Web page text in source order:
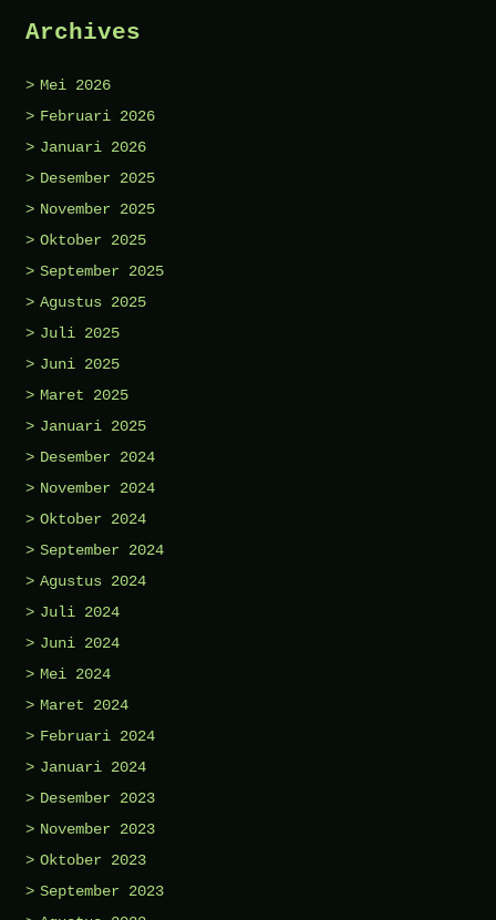
Archives
Mei 2026
Februari 2026
Januari 2026
Desember 2025
November 2025
Oktober 2025
September 2025
Agustus 2025
Juli 2025
Juni 2025
Maret 2025
Januari 2025
Desember 2024
November 2024
Oktober 2024
September 2024
Agustus 2024
Juli 2024
Juni 2024
Mei 2024
Maret 2024
Februari 2024
Januari 2024
Desember 2023
November 2023
Oktober 2023
September 2023